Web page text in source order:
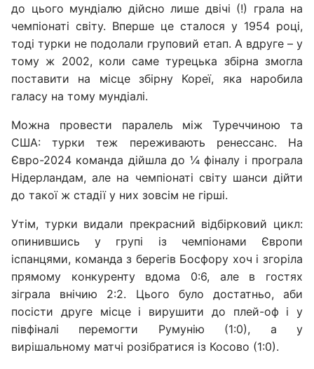
до цього мундіалю дійсно лише двічі (!) грала на
чемпіонаті світу. Вперше це сталося у 1954 році,
тоді турки не подолали груповий етап. А вдруге – у
тому ж 2002, коли саме турецька збірна змогла
поставити на місце збірну Кореї, яка наробила
галасу на тому мундіалі.
Можна провести паралель між Туреччиною та
США: турки теж переживають ренессанс. На
Євро-2024 команда дійшла до ¼ фіналу і програла
Нідерландам, але на чемпіонаті світу шанси дійти
до такої ж стадії у них зовсім не гірші.
Утім, турки видали прекрасний відбірковий цикл:
опинившись у групі із чемпіонами Європи
іспанцями, команда з берегів Босфору хоч і згоріла
прямому конкуренту вдома 0:6, але в гостях
зіграла внічию 2:2. Цього було достатньо, аби
посісти друге місце і вирушити до плей-оф і у
півфіналі перемогти Румунію (1:0), а у
вирішальному матчі розібратися із Косово (1:0).